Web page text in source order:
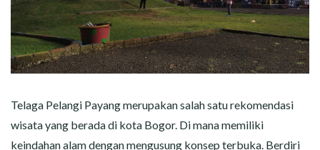
Telaga Pelangi Payang merupakan salah satu rekomendasi
wisata yang berada di kota Bogor. Di mana memiliki
keindahan alam dengan mengusung konsep terbuka. Berdiri